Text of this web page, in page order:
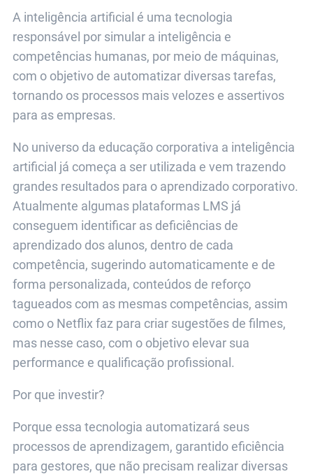
A inteligência artificial é uma tecnologia
responsável por simular a inteligência e
competências humanas, por meio de máquinas,
com o objetivo de automatizar diversas tarefas,
tornando os processos mais velozes e assertivos
para as empresas.
No universo da educação corporativa a inteligência
artificial já começa a ser utilizada e vem trazendo
grandes resultados para o aprendizado corporativo.
Atualmente algumas plataformas LMS já
conseguem identificar as deficiências de
aprendizado dos alunos, dentro de cada
competência, sugerindo automaticamente e de
forma personalizada, conteúdos de reforço
tagueados com as mesmas competências, assim
como o Netflix faz para criar sugestões de filmes,
mas nesse caso, com o objetivo elevar sua
performance e qualificação profissional.
Por que investir?
Porque essa tecnologia automatizará seus
processos de aprendizagem, garantido eficiência
para gestores, que não precisam realizar diversas